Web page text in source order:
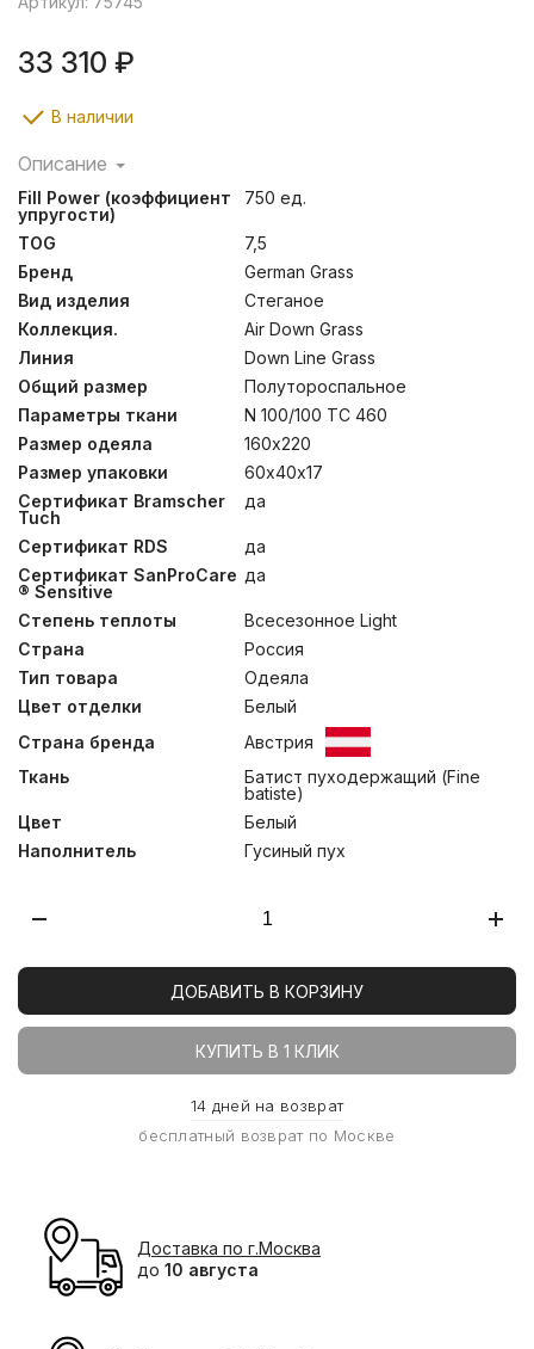
33 310 ₽
В наличии
Описание
Коллекция Air Down Grass полностью соответствует
своему названию: необыкновенная легкость и
воздушность изделий обусловлена сочетанием
тончайшего хлопкового батиста (Fine batiste) высокой
плотности и отборного гусиного пуха. Одеяла
изготовлены по технологии BOX- QUILTING ®, которая
позволяет создавать доступные по цене стеганные
пуховые одеяла, которые по многим параметрам не
уступают кассетным. Метод минимизирует миграцию
наполнителя наружу, позволяя одеялу оставаться
пышным весь срок эксплуатации и даже продлевает
его, снижая износ ткани чехла. Эргономичная стежка
“КОКОН” повторяет контуры тела человека и
способствует равномерному прилеганию одеяла.
Подушки невысокие, мягко поддерживают и
разгружают шею во время сна. Подушки допускается
стирать при температуре до 30°С. Для одеял
Fill Power (коэффициент
упругости)
750 ед.
TOG
7,5
Бренд
German Grass
Вид изделия
Стеганое
Коллекция.
Air Down Grass
Линия
Down Line Grass
Общий размер
Полутороспальное
Параметры ткани
N 100/100 TC 460
Размер одеяла
160х220
Размер упаковки
60х40х17
Сертификат Bramscher
Tuch
да
Сертификат RDS
да
Сертификат SanProCare
® Sensitive
да
Степень теплоты
Всесезонное Light
Страна
Россия
Тип товара
Одеяла
Цвет отделки
Белый
Страна бренда
Австрия
Ткань
Батист пуходержащий (Fine
batiste)
Цвет
Белый
Наполнитель
Гусиный пух
ДОБАВИТЬ В КОРЗИНУ
КУПИТЬ В 1 КЛИК
14 дней на возврат
бесплатный возврат по Москве
Доставка по г.Москва
до 10 августа